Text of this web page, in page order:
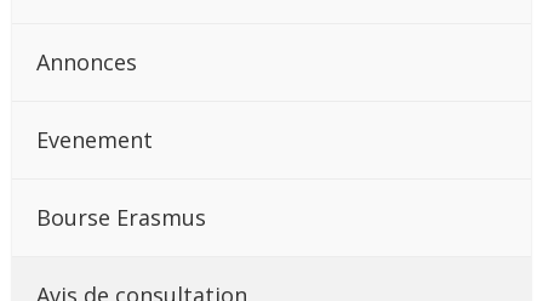
Annonces
Evenement
Bourse Erasmus
Avis de consultation